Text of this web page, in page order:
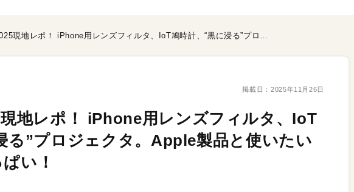
Inter BEE 2025現地レポ！ iPhone用レンズフィルタ、IoT鳩時計、“黒に浸る”プロジェクタ。Apple製品と使いたいアイテムがいっぱい！
掲載日： 2025年11月26日
地レポ！ iPhone用レンズフィルタ、IoT
る”プロジェクタ。Apple製品と使いたい
い！